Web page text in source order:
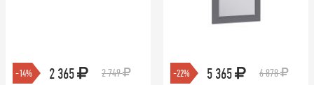
-14% 2 365 2 749 -22% 5 365 6 878